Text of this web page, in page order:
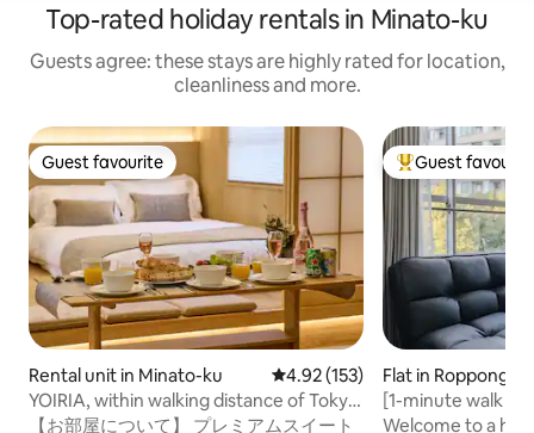
Top-rated holiday rentals in Minato-ku
Guests agree: these stays are highly rated for location,
cleanliness and more.
Guest favourite
Guest favourite
Rental unit in Minato-ku 4.92 out of 5 average rating,
4.92 (153)
YOIRIA, within walking distance of Tokyo
Tower, with access to 4 train lines, close
【お部屋について】 プレミアムスイート
Top guest
Guest
Flat in Roppongi
[1-minute walk
Extremely
Welcome to a